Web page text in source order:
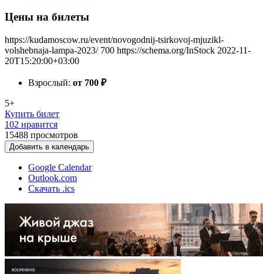
Цены на билеты
https://kudamoscow.ru/event/novogodnij-tsirkovoj-mjuzikl-
volshebnaja-lampa-2023/ 700 https://schema.org/InStock 2022-11-
20T15:20:00+03:00
Взрослый: от 700 ₽
5+
Купить билет
102 нравится
15488 просмотров
Добавить в календарь
Google Calendar
Outlook.com
Скачать .ics